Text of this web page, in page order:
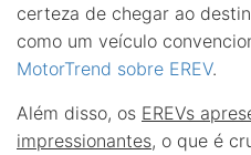
certeza de chegar ao
como um veículo
MotorTrend sobre EREV.
Além disso, os EREVs
impressionantes, o que é